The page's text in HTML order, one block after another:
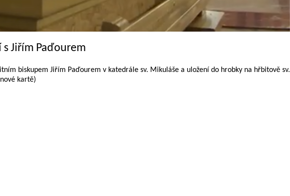
s Jiřím Paďourem
biskupem Jiřím Paďourem v katedrále sv. Mikuláše a uložení do hrobky na hřbitově sv.
kartě)